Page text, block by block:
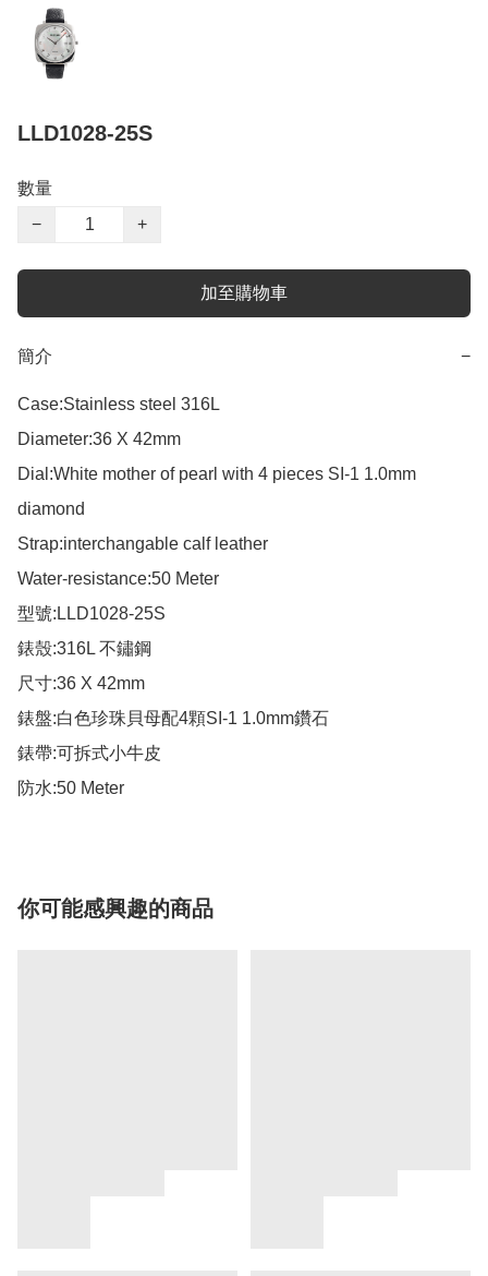
LLD1028-25S
數量
−
+
加至購物車
簡介 −
Case:Stainless steel 316L
Diameter:36 X 42mm
Dial:White mother of pearl with 4 pieces SI-1 1.0mm
diamond
Strap:interchangable calf leather
Water-resistance:50 Meter
型號:LLD1028-25S
錶殼:316L 不鏽鋼
尺寸:36 X 42mm
錶盤:白色珍珠貝母配4顆SI-1 1.0mm鑽石
錶帶:可拆式小牛皮
防水:50 Meter
你可能感興趣的商品